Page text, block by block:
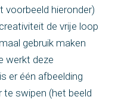
voorbeeld hieronder)
de vrije loop
gebruik maken
werkt deze
er één afbeelding
te swipen (het beeld